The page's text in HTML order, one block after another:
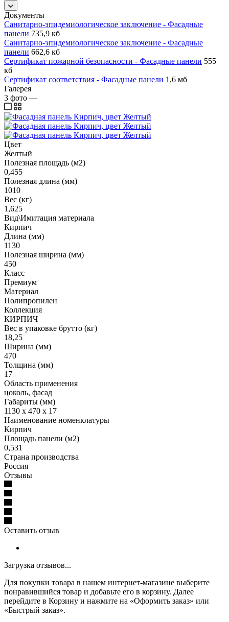
Документы
Санитарно-эпидемиологическое заключение - Фасадные
панели 735,9 кб
Санитарно-эпидемиологическое заключение - Фасадные
панели 662,6 кб
Сертификат пожарной безопасности - Фасадные панели 555
кб
Сертификат соответствия - Фасадные панели 1,6 мб
Галерея
3 фото —
Цвет
Желтый
Полезная площадь (м2)
0,455
Полезная длина (мм)
1010
Вес (кг)
1,625
Вид\Имитация материала
Кирпич
Длина (мм)
1130
Полезная ширина (мм)
450
Класс
Премиум
Материал
Полипропилен
Коллекция
КИРПИЧ
Вес в упаковке брутто (кг)
18,25
Ширина (мм)
470
Толщина (мм)
17
Область применения
цоколь, фасад
Габариты (мм)
1130 x 470 x 17
Наименование номенклатуры
Кирпич
Площадь панели (м2)
0,531
Страна производства
Россия
Отзывы
Оставить отзыв
Загрузка отзывов...
Для покупки товара в нашем интернет-магазине выберите
понравившийся товар и добавьте его в корзину. Далее
перейдите в Корзину и нажмите на «Оформить заказ» или
«Быстрый заказ».